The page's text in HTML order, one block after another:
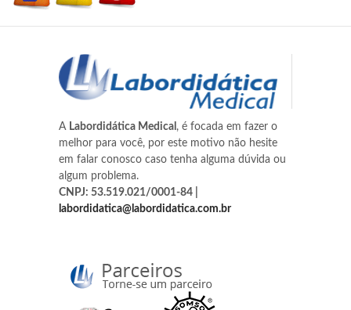
A Labordidática Medical , é focada em fazer o
melhor para você, por este motivo não hesite
em falar conosco caso tenha alguma dúvida ou
algum problema.
CNPJ: 53.519.021/0001-84 |
labordidatica@labordidatica.com.br